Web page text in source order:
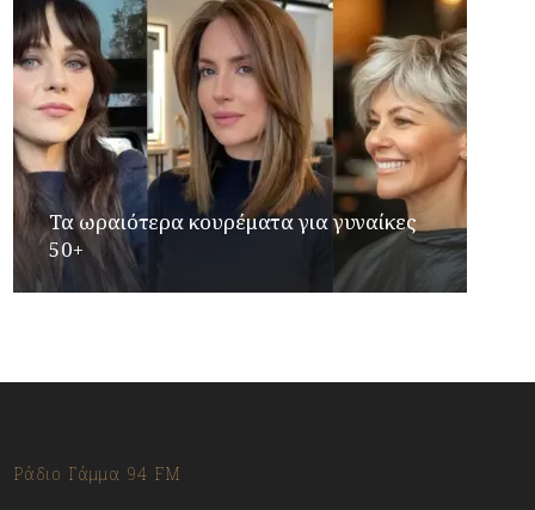
Τα ωραιότερα κουρέματα για γυναίκες
50+
Ράδιο Γάμμα 94 FM